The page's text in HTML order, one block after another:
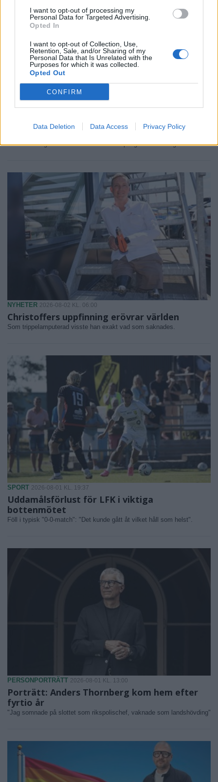
I want to opt-out of processing my
Personal Data for Targeted Advertising.
Opted In
I want to opt-out of Collection, Use,
Retention, Sale, and/or Sharing of my
Personal Data that Is Unrelated with the
Purposes for which it was collected.
Opted Out
CONFIRM
Data Deletion Data Access Privacy Policy
2026-08-03 KL. 14:03
Dömd för penningtvätt – sa sig ha blivit lurad
Laholmare tog emot och skickade vidare pengar från bedrägeri.
NYHETER 2026-08-02 KL. 06:00
Christoffers uppfinning erövrar världen
Som trippelamputerad visste han exakt vad som saknades.
SPORT 2026-08-01 KL. 19:37
Uddamålsförlust för LFK i viktiga
bottenmötet
Föll i typisk "0-0-match": "Det kunde gått åt vilket håll som helst".
PERSONPORTRÄTT 2026-08-01 KL. 13:00
Porträtt: Anders Thornberg kom hem efter
fyrtio år
"Jag somnade på slottet som rikspolischef, vaknade som landshövding"